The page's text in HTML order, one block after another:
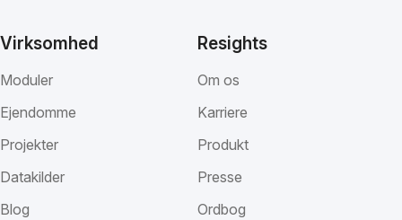
Virksomhed
Moduler
Ejendomme
Projekter
Datakilder
Blog
Resights
Om os
Karriere
Produkt
Presse
Ordbog